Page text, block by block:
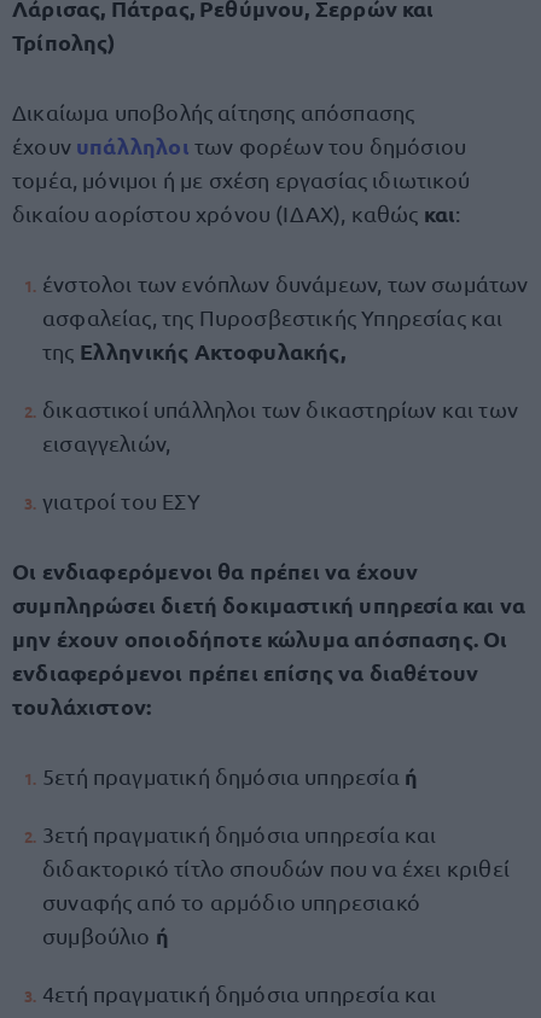
Λάρισας, Πάτρας, Ρεθύμνου, Σερρών και
Τρίπολης)
Δικαίωμα υποβολής αίτησης απόσπασης
έχουν υπάλληλοι των φορέων του δημόσιου
τομέα, μόνιμοι ή με σχέση εργασίας ιδιωτικού
δικαίου αορίστου χρόνου (ΙΔΑΧ), καθώς και:
ένστολοι των ενόπλων δυνάμεων, των σωμάτων
ασφαλείας, της Πυροσβεστικής Υπηρεσίας και
της Ελληνικής Ακτοφυλακής,
δικαστικοί υπάλληλοι των δικαστηρίων και των
εισαγγελιών,
γιατροί του ΕΣΥ
Οι ενδιαφερόμενοι θα πρέπει να έχουν
συμπληρώσει διετή δοκιμαστική υπηρεσία και να
μην έχουν οποιοδήποτε κώλυμα απόσπασης. Οι
ενδιαφερόμενοι πρέπει επίσης να διαθέτουν
τουλάχιστον:
5ετή πραγματική δημόσια υπηρεσία ή
3ετή πραγματική δημόσια υπηρεσία και
διδακτορικό τίτλο σπουδών που να έχει κριθεί
συναφής από το αρμόδιο υπηρεσιακό
συμβούλιο ή
4ετή πραγματική δημόσια υπηρεσία και